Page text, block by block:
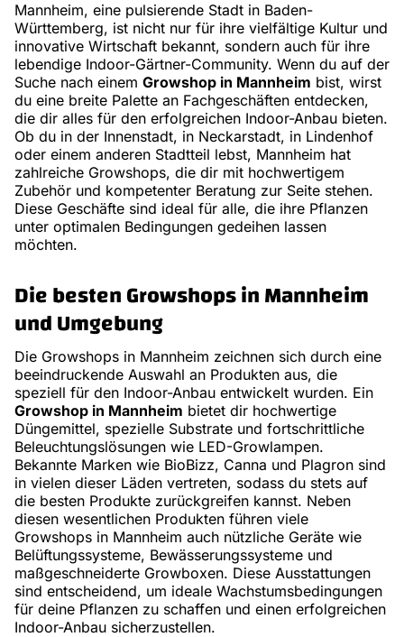
Mannheim, eine pulsierende Stadt in Baden-
Württemberg, ist nicht nur für ihre vielfältige Kultur und
innovative Wirtschaft bekannt, sondern auch für ihre
lebendige Indoor-Gärtner-Community. Wenn du auf der
Suche nach einem Growshop in Mannheim bist, wirst
du eine breite Palette an Fachgeschäften entdecken,
die dir alles für den erfolgreichen Indoor-Anbau bieten.
Ob du in der Innenstadt, in Neckarstadt, in Lindenhof
oder einem anderen Stadtteil lebst, Mannheim hat
zahlreiche Growshops, die dir mit hochwertigem
Zubehör und kompetenter Beratung zur Seite stehen.
Diese Geschäfte sind ideal für alle, die ihre Pflanzen
unter optimalen Bedingungen gedeihen lassen
möchten.
Die besten Growshops in Mannheim
und Umgebung
Die Growshops in Mannheim zeichnen sich durch eine
beeindruckende Auswahl an Produkten aus, die
speziell für den Indoor-Anbau entwickelt wurden. Ein
Growshop in Mannheim bietet dir hochwertige
Düngemittel, spezielle Substrate und fortschrittliche
Beleuchtungslösungen wie LED-Growlampen.
Bekannte Marken wie BioBizz, Canna und Plagron sind
in vielen dieser Läden vertreten, sodass du stets auf
die besten Produkte zurückgreifen kannst. Neben
diesen wesentlichen Produkten führen viele
Growshops in Mannheim auch nützliche Geräte wie
Belüftungssysteme, Bewässerungssysteme und
maßgeschneiderte Growboxen. Diese Ausstattungen
sind entscheidend, um ideale Wachstumsbedingungen
für deine Pflanzen zu schaffen und einen erfolgreichen
Indoor-Anbau sicherzustellen.